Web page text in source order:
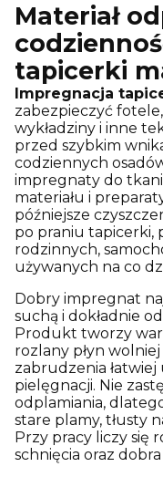
Materiał
tapicerki
Impregnacja
zabezpieczyć
wykładziny i inne
przed szybkim
codziennych
impregnaty do
materiału i
późniejsze
po praniu tapicerki,
rodzinnych,
używanych na co
Dobry impregnat
suchą i dokładnie
Produkt tworzy
rozlany płyn
zabrudzenia
pielęgnacji. Nie
odplamiania,
stare plamy, tłusty
Przy pracy liczy się
schnięcia oraz